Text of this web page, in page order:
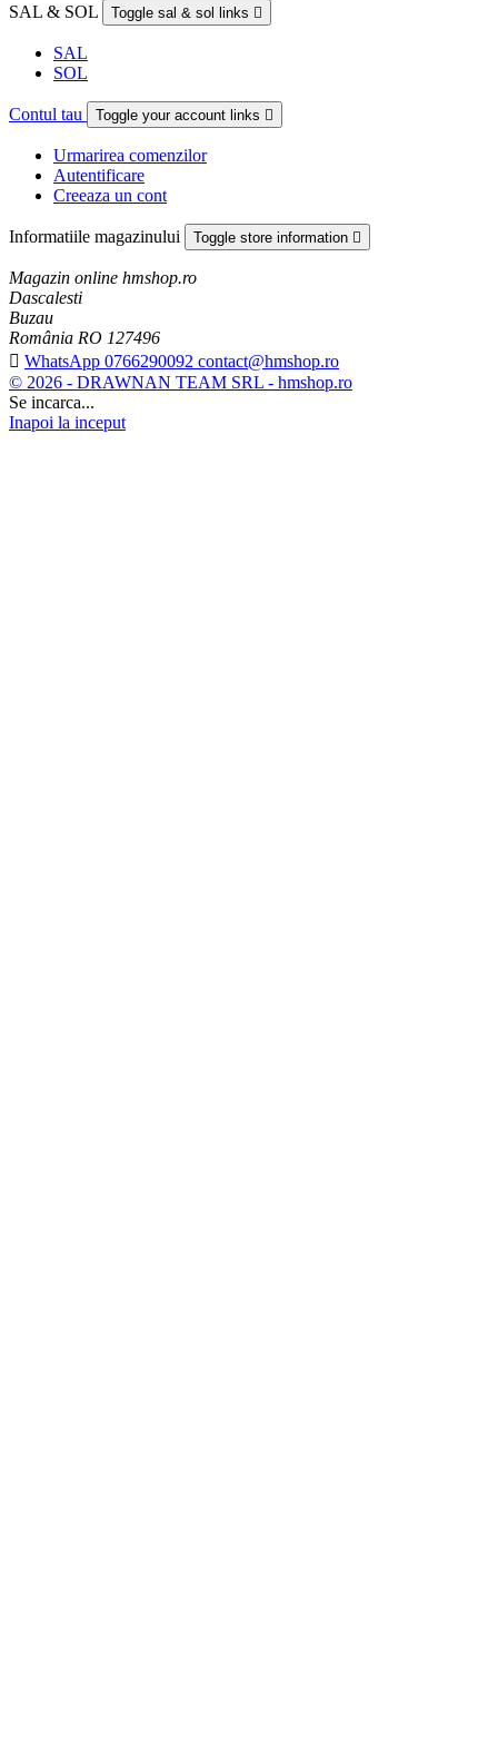
SAL & SOL Toggle sal & sol links 
SAL
SOL
Contul tau Toggle your account links 
Urmarirea comenzilor
Autentificare
Creeaza un cont
Informatiile magazinului Toggle store information 
Magazin online hmshop.ro
Dascalesti
Buzau
România RO 127496
 WhatsApp 0766290092 contact@hmshop.ro
© 2026 - DRAWNAN TEAM SRL - hmshop.ro
Se incarca...
Inapoi la inceput